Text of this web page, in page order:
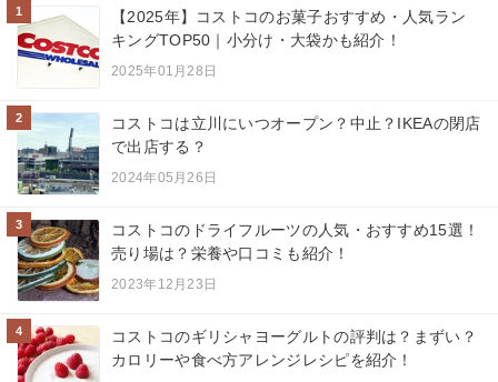
1
【2025年】コストコのお菓子おすすめ・人気ラン
キングTOP50｜小分け・大袋かも紹介！
2025年01月28日
2
コストコは立川にいつオープン？中止？IKEAの閉店
で出店する？
2024年05月26日
3
コストコのドライフルーツの人気・おすすめ15選！
売り場は？栄養や口コミも紹介！
2023年12月23日
4
コストコのギリシャヨーグルトの評判は？まずい？
カロリーや食べ方アレンジレシピを紹介！